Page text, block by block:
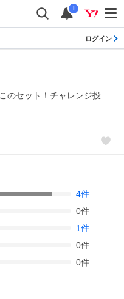
i
ログイン
4件
0件
1件
0件
0件